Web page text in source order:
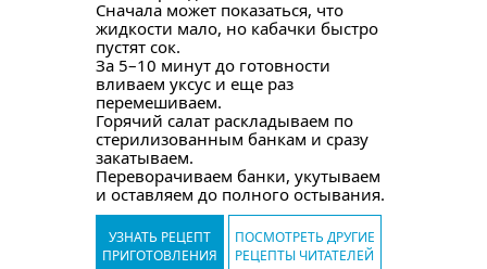
Сначала может показаться, что
жидкости мало, но кабачки быстро
пустят сок.
За 5–10 минут до готовности
вливаем уксус и еще раз
перемешиваем.
Горячий салат раскладываем по
стерилизованным банкам и сразу
закатываем.
Переворачиваем банки, укутываем
и оставляем до полного остывания.
УЗНАТЬ РЕЦЕПТ
ПРИГОТОВЛЕНИЯ
ПОСМОТРЕТЬ ДРУГИЕ
РЕЦЕПТЫ ЧИТАТЕЛЕЙ